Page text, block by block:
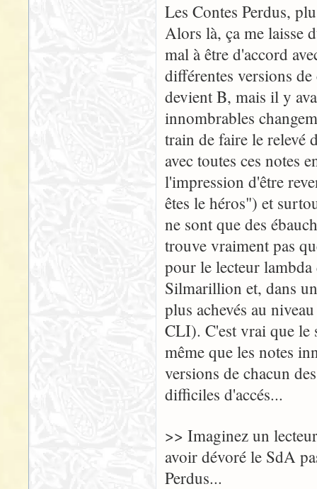
Les Contes Perdus,
Alors là, ça me laisse
mal à être d'accord
différentes versions
devient B, mais il y
innombrables
train de faire le relevé
avec toutes ces notes
l'impression d'être
êtes le héros") et
ne sont que des
trouve vraiment pas
pour le lecteur
Silmarillion et, dans
plus achevés au
CLI). C'est vrai que le
même que les notes
versions de chacun
difficiles d'accés...
>> Imaginez un
avoir dévoré le SdA
Perdus...